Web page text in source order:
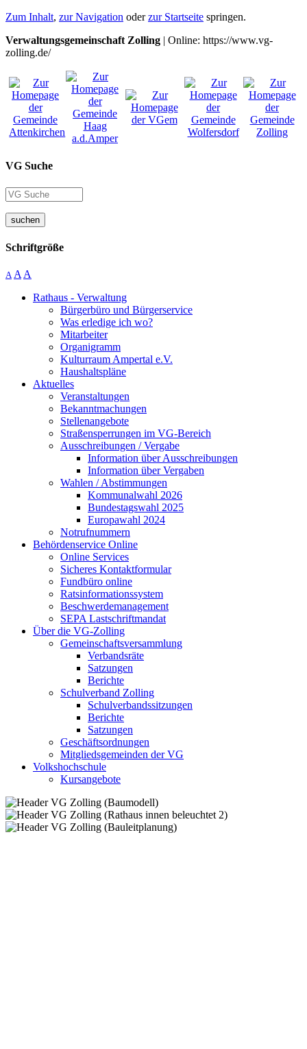
Zum Inhalt, zur Navigation oderzur Startseite springen.
Verwaltungsgemeinschaft Zolling | Online: https://www.vg-
zolling.de/
VG Suche
suchen
Schriftgröße
A A A
Rathaus - Verwaltung
Bürgerbüro und Bürgerservice
Was erledige ich wo?
Mitarbeiter
Organigramm
Kulturraum Ampertal e.V.
Haushaltspläne
Aktuelles
Veranstaltungen
Bekanntmachungen
Stellenangebote
Straßensperrungen im VG-Bereich
Ausschreibungen / Vergabe
Information über Ausschreibungen
Information über Vergaben
Wahlen / Abstimmungen
Kommunalwahl 2026
Bundestagswahl 2025
Europawahl 2024
Notrufnummern
Behördenservice Online
Online Services
Sicheres Kontaktformular
Fundbüro online
Ratsinformationssystem
Beschwerdemanagement
SEPA Lastschriftmandat
Über die VG-Zolling
Gemeinschaftsversammlung
Verbandsräte
Satzungen
Berichte
Schulverband Zolling
Schulverbandssitzungen
Berichte
Satzungen
Geschäftsordnungen
Mitgliedsgemeinden der VG
Volkshochschule
Kursangebote